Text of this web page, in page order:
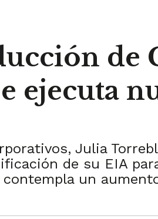
de
ejecuta
Julia
de su EIA
un